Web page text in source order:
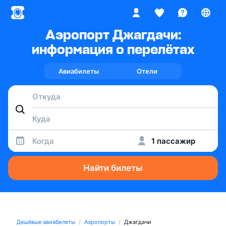
Аэропорт Джагдачи:
информация о перелётах
Авиабилеты Отели
Когда 1 пассажир
Найти билеты
Дешёвые авиабилеты Аэропорты Джагдачи